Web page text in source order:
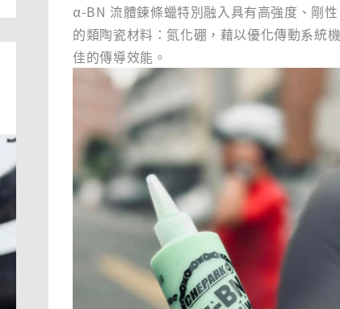
α-BN 流體鍊條蠟特別融入具有高強度、剛
的類陶瓷材料：氮化硼，藉以優化傳動系統
佳的傳導效能。